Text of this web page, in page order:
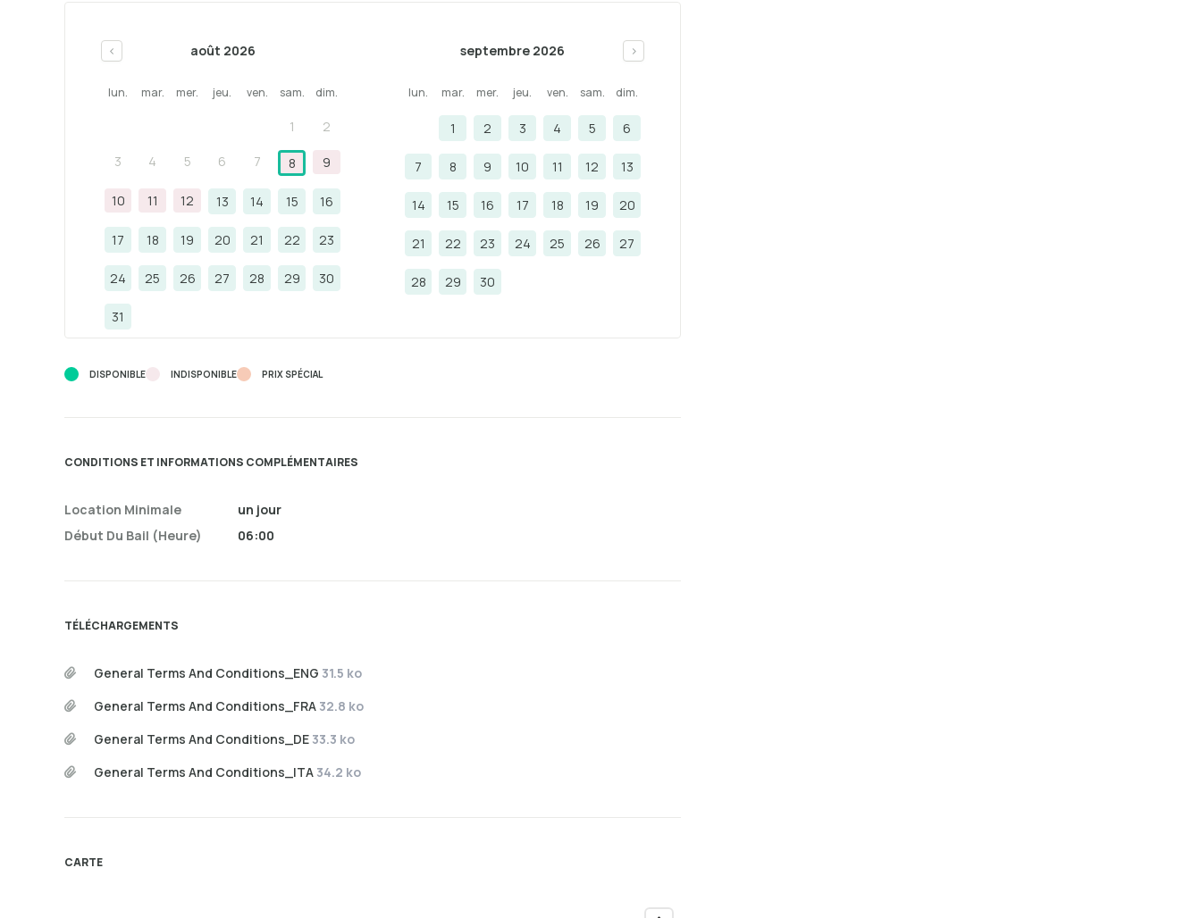
< août 2026
lun. mar. mer. jeu. ven. sam. dim.
1 2
3 4 5 6 7 8 9
10 11 12 13 14 15 16
17 18 19 20 21 22 23
24 25 26 27 28 29 30
31
septembre 2026 >
lun. mar. mer. jeu. ven. sam. dim.
1 2 3 4 5 6
7 8 9 10 11 12 13
14 15 16 17 18 19 20
21 22 23 24 25 26 27
28 29 30
DISPONIBLE INDISPONIBLE PRIX ​​SPÉCIAL
CONDITIONS ET INFORMATIONS COMPLÉMENTAIRES
Location Minimale
Début Du Bail (heure)
un jour
06:00
TÉLÉCHARGEMENTS
General Terms And Conditions_ENG 31.5 ko
General Terms And Conditions_FRA 32.8 ko
General Terms And Conditions_DE 33.3 ko
General Terms And Conditions_ITA 34.2 ko
CARTE